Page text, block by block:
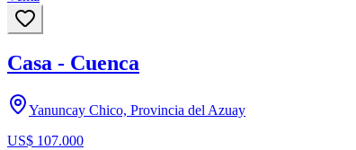
Casa - Cuenca
Yanuncay Chico, Provincia del Azuay
US$ 107.000